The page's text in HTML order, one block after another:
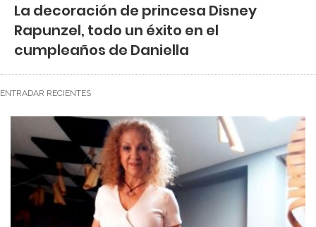
La decoración de princesa Disney
Rapunzel, todo un éxito en el
cumpleaños de Daniella
ENTRADAR RECIENTES